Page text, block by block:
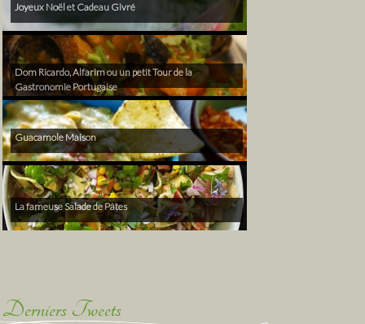
Joyeux Noël et Cadeau Givré
Dom Ricardo, Alfarim ou un petit Tour de la
Gastronomie Portugaise
Guacamole Maison
La fameuse Salade de Pâtes
Derniers Tweets